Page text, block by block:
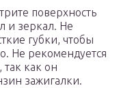
поверхность
и зеркал. Не
губки, чтобы
Не рекомендуется
как он
зажигалки.